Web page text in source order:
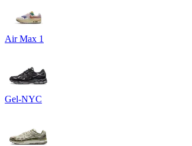
Air Max 1
Gel-NYC